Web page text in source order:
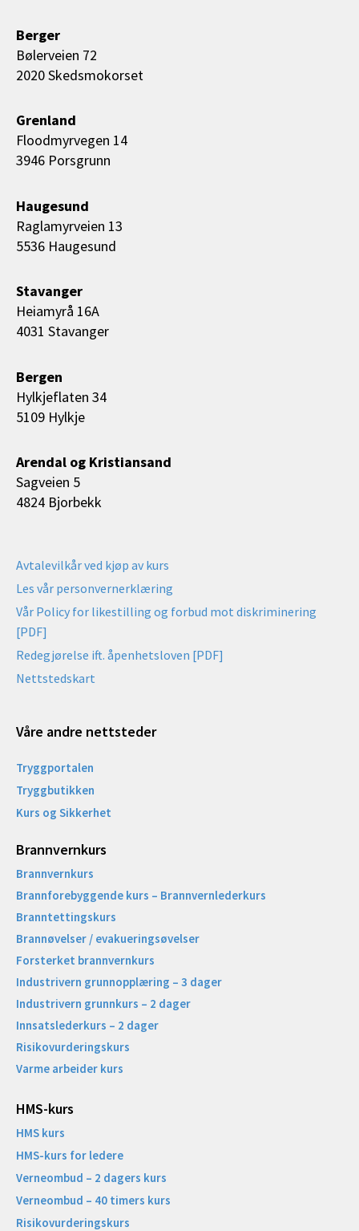
Berger
Bølerveien 72
2020 Skedsmokorset
Grenland
Floodmyrvegen 14
3946 Porsgrunn
Haugesund
Raglamyrveien 13
5536 Haugesund
Stavanger
Heiamyrå 16A
4031 Stavanger
Bergen
Hylkjeflaten 34
5109 Hylkje
Arendal og Kristiansand
Sagveien 5
4824 Bjorbekk
Avtalevilkår ved kjøp av kurs
Les vår personvernerklæring
Vår Policy for likestilling og forbud mot diskriminering
[PDF]
Redegjørelse ift. åpenhetsloven [PDF]
Nettstedskart
Våre andre nettsteder
Tryggportalen
Tryggbutikken
Kurs og Sikkerhet
Brannvernkurs
Brannvernkurs
Brannforebyggende kurs – Brannvernlederkurs
Branntettingskurs
Brannøvelser / evakueringsøvelser
Forsterket brannvernkurs
Industrivern grunnopplæring – 3 dager
Industrivern grunnkurs – 2 dager
Innsatslederkurs – 2 dager
Risikovurderingskurs
Varme arbeider kurs
HMS-kurs
HMS kurs
HMS-kurs for ledere
Verneombud – 2 dagers kurs
Verneombud – 40 timers kurs
Risikovurderingskurs